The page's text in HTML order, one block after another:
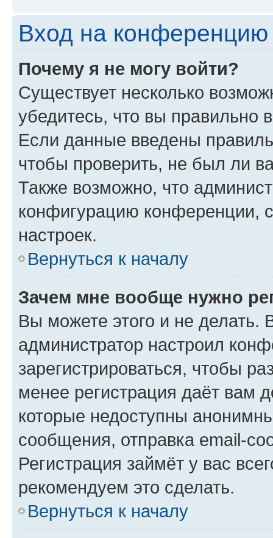
Вход на конференцию
Почему я не могу войти?
Существует несколько
убедитесь, что вы правильно
Если данные введены
чтобы проверить, не был ли
Также возможно, что
конфигурацию конференции,
настроек.
Вернуться к началу
Зачем мне вообще нужно
Вы можете этого и не делать.
администратор настроил
зарегистрироваться, чтобы
менее регистрация даёт вам
которые недоступны
сообщения, отправка email-
Регистрация займёт у вас
рекомендуем это сделать.
Вернуться к началу